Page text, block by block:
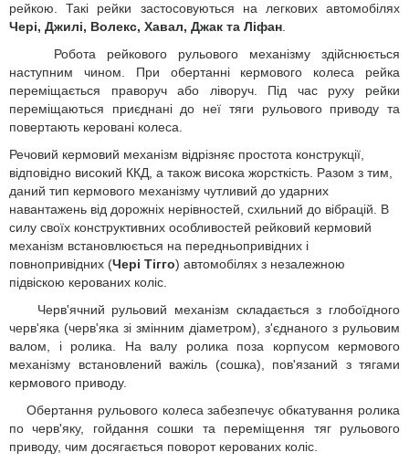
рейкою. Такі рейки застосовуються на легкових автомобілях
Чері, Джилі, Волекс, Хавал, Джак та Ліфан
Робота рейкового рульового механізму здійснюється
наступним чином. При обертанні кермового колеса рейка
переміщається праворуч або ліворуч. Під час руху рейки
переміщаються приєднані до неї тяги рульового приводу та
повертають керовані колеса.
Речовий кермовий механізм відрізняє простота конструкції,
відповідно високий ККД, а також висока жорсткість. Разом з тим,
даний тип кермового механізму чутливий до ударних
навантажень від дорожніх нерівностей, схильний до вібрацій. В
силу своїх конструктивних особливостей рейковий кермовий
механізм встановлюється на передньопривідних і
повнопривідних (Чері Тігго) автомобілях з незалежною
підвіскою керованих коліс.
Черв'ячний рульовий механізм складається з глобоїдного
черв'яка (черв'яка зі змінним діаметром), з'єднаного з рульовим
валом, і ролика. На валу ролика поза корпусом кермового
механізму встановлений важіль (сошка), пов'язаний з тягами
кермового приводу.
Обертання рульового колеса забезпечує обкатування ролика
по черв'яку, гойдання сошки та переміщення тяг рульового
приводу, чим досягається поворот керованих коліс.